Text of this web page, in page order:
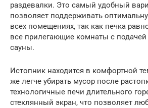
раздевалки. Это самый удобный
позволяет поддерживать
всех помещениях, так как печка
все прилегающие комнаты с подачей
сауны.
Истопник находится в комфортной
же легче убирать мусор после
технологичные печи длительного
стеклянный экран, что позволяет